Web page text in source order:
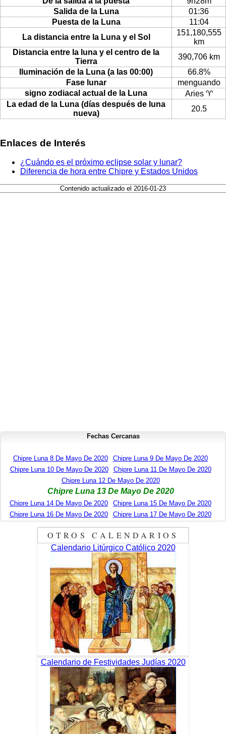
Salida de la Luna
01:36
Puesta de la Luna
11:04
La distancia entre la Luna y el Sol
151,180,555
km
Distancia entre la luna y el centro de la
Tierra
390,706 km
Iluminación de la Luna (a las 00:00)
66.8%
Fase lunar
menguando
signo zodiacal actual de la Luna
Aries ♈
La edad de la Luna (días después de luna
nueva)
20.5
Enlaces de Interés
¿Cuándo es el próximo eclipse solar y lunar?
Diferencia de hora entre Chipre y Estados Unidos
Contenido actualizado el 2016-01-23
Fechas Cercanas
Chipre Luna 8 De Mayo De 2020
Chipre Luna 9 De Mayo De 2020
Chipre Luna 10 De Mayo De 2020
Chipre Luna 11 De Mayo De 2020
Chipre Luna 12 De Mayo De 2020
Chipre Luna 13 De Mayo De 2020
Chipre Luna 14 De Mayo De 2020
Chipre Luna 15 De Mayo De 2020
Chipre Luna 16 De Mayo De 2020
Chipre Luna 17 De Mayo De 2020
OTROS CALENDARIOS
Calendario Litúrgico Católico 2020
Calendario de Festividades Judías 2020